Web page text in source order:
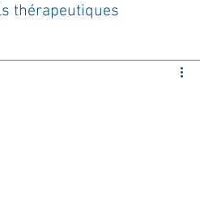
thérapeutiques
Méthodologie